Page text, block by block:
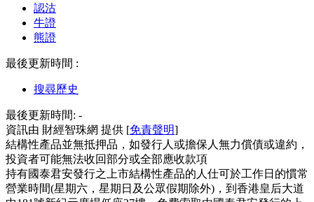
認沽
牛證
熊證
最後更新時間 :
搜尋歷史
最後更新時間: -
資訊由 財經智珠網 提供 [免責聲明]
結構性產品並無抵押品，如發行人或擔保人無力償債或違約，
投資者可能無法收回部分或全部應收款項
持有國泰君安發行之上市結構性產品的人仕可於工作日的慣常
營業時間(星期六，星期日及公眾假期除外)，到香港皇后大道